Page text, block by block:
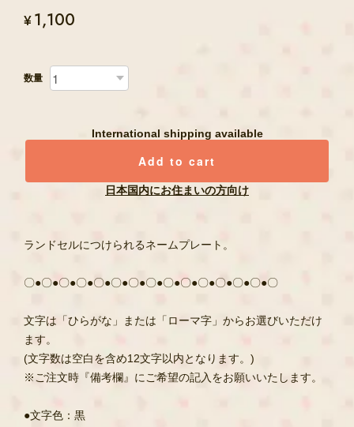
¥1,100
数量
International shipping available
Add to cart
日本国内にお住まいの方向け
ランドセルにつけられるネームプレート。
〇●〇●〇●〇●〇●〇●〇●〇●〇●〇●〇●〇●〇●〇●〇
文字は「ひらがな」または「ローマ字」からお選びいただけ
ます。
(文字数は空白を含め12文字以内となります。)
※ご注文時『備考欄』にご希望の記入をお願いいたします。
●文字色：黒